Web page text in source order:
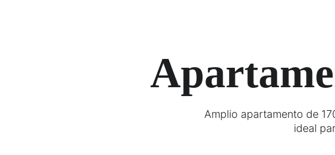
Amplio apartamento de
ideal